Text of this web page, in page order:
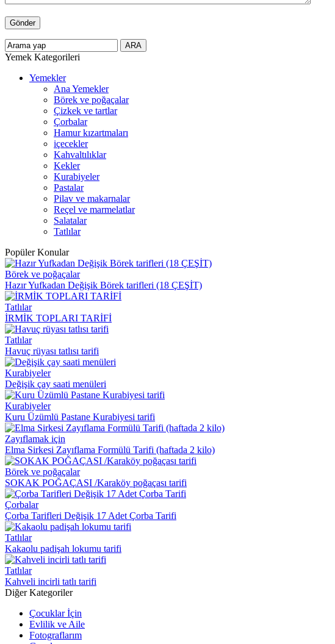
Yemek Kategorileri
Yemekler
Ana Yemekler
Börek ve poğaçalar
Çizkek ve tartlar
Çorbalar
Hamur kızartmaları
içecekler
Kahvaltılıklar
Kekler
Kurabiyeler
Pastalar
Pilav ve makarnalar
Reçel ve marmelatlar
Salatalar
Tatlılar
Popüler Konular
Börek ve poğaçalar
Hazır Yufkadan Değişik Börek tarifleri (18 ÇEŞİT)
Tatlılar
İRMİK TOPLARI TARİFİ
Tatlılar
Havuç rüyası tatlısı tarifi
Kurabiyeler
Değişik çay saati menüleri
Kurabiyeler
Kuru Üzümlü Pastane Kurabiyesi tarifi
Zayıflamak için
Elma Sirkesi Zayıflama Formülü Tarifi (haftada 2 kilo)
Börek ve poğaçalar
SOKAK POĞAÇASI /Karaköy poğaçası tarifi
Çorbalar
Çorba Tarifleri Değişik 17 Adet Çorba Tarifi
Tatlılar
Kakaolu padişah lokumu tarifi
Tatlılar
Kahveli incirli tatlı tarifi
Diğer Kategoriler
Çocuklar İçin
Evlilik ve Aile
Fotograflarım